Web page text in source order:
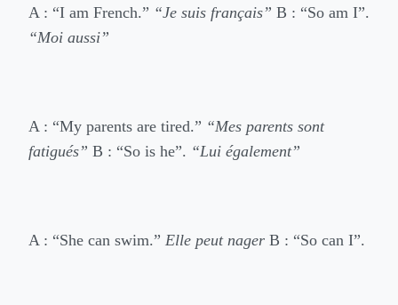
A : “I am French.” “Je suis français” B : “So am I”.
“Moi aussi”
A : “My parents are tired.” “Mes parents sont
fatigués” B : “So is he”. “Lui également”
A : “She can swim.” Elle peut nager B : “So can I”.